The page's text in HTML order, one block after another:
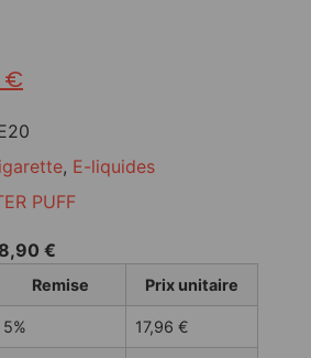
€
, E-liquides
PUFF
€
Remise Prix unitaire
5% 17,96 €